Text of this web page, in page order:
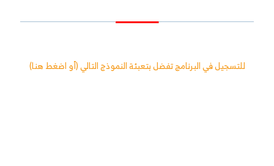
للتسجيل في البرنامج تفضل بتعبئة النموذج التالي (أو اضغط هنا)